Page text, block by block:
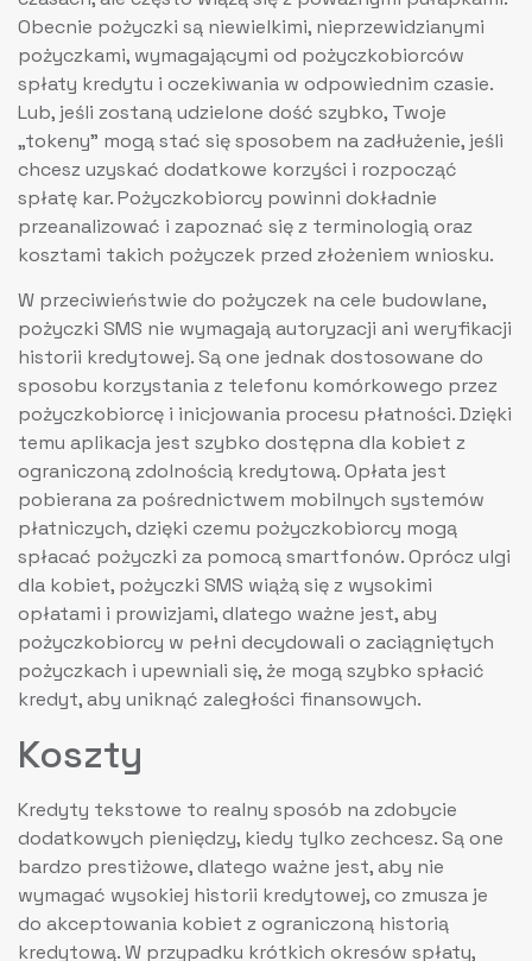
Obecnie pożyczki są niewielkimi, nieprzewidzianymi
pożyczkami, wymagającymi od pożyczkobiorców
spłaty kredytu i oczekiwania w odpowiednim czasie.
Lub, jeśli zostaną udzielone dość szybko, Twoje
„tokeny” mogą stać się sposobem na zadłużenie, jeśli
chcesz uzyskać dodatkowe korzyści i rozpocząć
spłatę kar. Pożyczkobiorcy powinni dokładnie
przeanalizować i zapoznać się z terminologią oraz
kosztami takich pożyczek przed złożeniem wniosku.
W przeciwieństwie do pożyczek na cele budowlane,
pożyczki SMS nie wymagają autoryzacji ani weryfikacji
historii kredytowej. Są one jednak dostosowane do
sposobu korzystania z telefonu komórkowego przez
pożyczkobiorcę i inicjowania procesu płatności. Dzięki
temu aplikacja jest szybko dostępna dla kobiet z
ograniczoną zdolnością kredytową. Opłata jest
pobierana za pośrednictwem mobilnych systemów
płatniczych, dzięki czemu pożyczkobiorcy mogą
spłacać pożyczki za pomocą smartfonów. Oprócz ulgi
dla kobiet, pożyczki SMS wiążą się z wysokimi
opłatami i prowizjami, dlatego ważne jest, aby
pożyczkobiorcy w pełni decydowali o zaciągniętych
pożyczkach i upewniali się, że mogą szybko spłacić
kredyt, aby uniknąć zaległości finansowych.
Koszty
Kredyty tekstowe to realny sposób na zdobycie
dodatkowych pieniędzy, kiedy tylko zechcesz. Są one
bardzo prestiżowe, dlatego ważne jest, aby nie
wymagać wysokiej historii kredytowej, co zmusza je
do akceptowania kobiet z ograniczoną historią
kredytową. W przypadku krótkich okresów spłaty,